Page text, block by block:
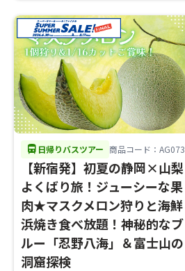
directions_bus 日帰りバスツアー 商品コード：AG073
【新宿発】初夏の静岡×山梨
よくばり旅！ジューシーな果
肉★マスクメロン狩りと海鮮
浜焼き食べ放題！神秘的なブ
ルー「忍野八海」＆富士山の
洞窟探検